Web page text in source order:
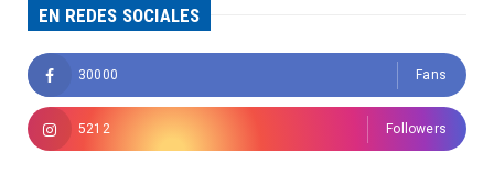
EN REDES SOCIALES
30000 Fans
5212 Followers